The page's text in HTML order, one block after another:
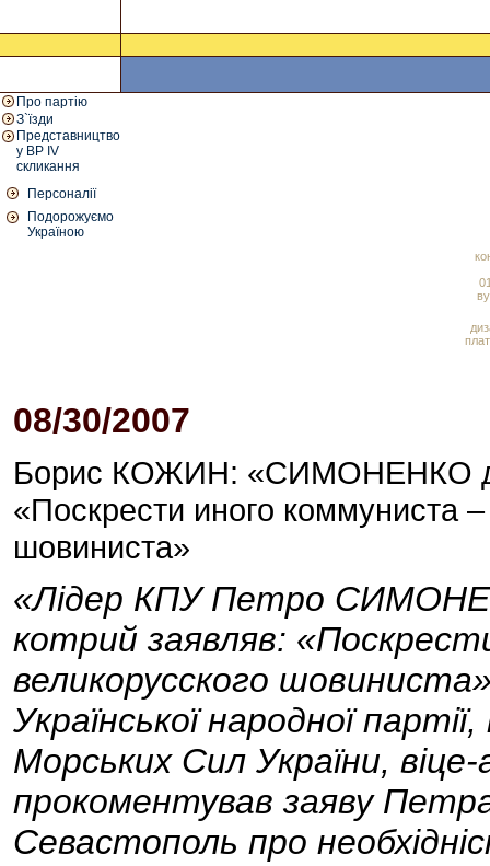
Про партію
З`їзди
Представництво
у ВР IV
скликання
Персоналії
Подорожуємо
Україною
08/30/2007
Борис КОЖИН: «СИМОНЕНКО
«Поскрести иного коммуниста
шовиниста»
«Лідер КПУ Петро
котрий заявляв:
великорусского
Української народної
Морських Сил України,
прокоментував заяву
Севастополь про